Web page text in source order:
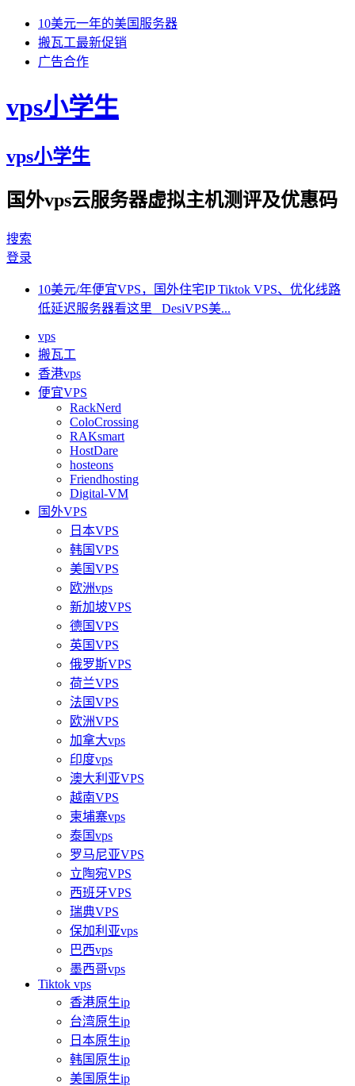
10美元一年的美国服务器
搬瓦工最新促销
广告合作
vps小学生
vps小学生
国外vps云服务器虚拟主机测评及优惠码
搜索
登录
10美元/年便宜VPS，国外住宅IP Tiktok VPS、优化线路
低延迟服务器看这里 DesiVPS美...
vps
搬瓦工
香港vps
便宜VPS
RackNerd
ColoCrossing
RAKsmart
HostDare
hosteons
Friendhosting
Digital-VM
国外VPS
日本VPS
韩国VPS
美国VPS
欧洲vps
新加坡VPS
德国VPS
英国VPS
俄罗斯VPS
荷兰VPS
法国VPS
欧洲VPS
加拿大vps
印度vps
澳大利亚VPS
越南VPS
柬埔寨vps
泰国vps
罗马尼亚VPS
立陶宛VPS
西班牙VPS
瑞典VPS
保加利亚vps
巴西vps
墨西哥vps
Tiktok vps
香港原生ip
台湾原生ip
日本原生ip
韩国原生ip
美国原生ip